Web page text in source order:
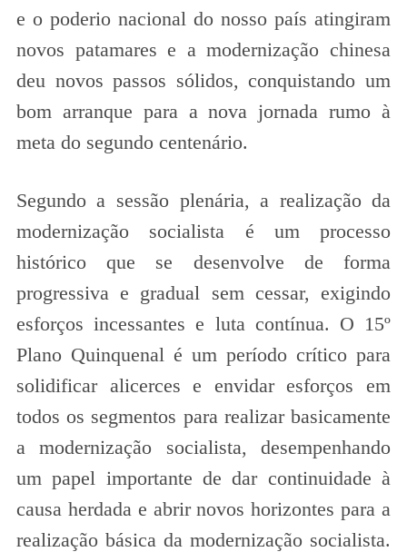
e o poderio nacional do nosso país atingiram
novos patamares e a modernização chinesa
deu novos passos sólidos, conquistando um
bom arranque para a nova jornada rumo à
meta do segundo centenário.
Segundo a sessão plenária, a realização da
modernização socialista é um processo
histórico que se desenvolve de forma
progressiva e gradual sem cessar, exigindo
esforços incessantes e luta contínua. O 15º
Plano Quinquenal é um período crítico para
solidificar alicerces e envidar esforços em
todos os segmentos para realizar basicamente
a modernização socialista, desempenhando
um papel importante de dar continuidade à
causa herdada e abrir novos horizontes para a
realização básica da modernização socialista.